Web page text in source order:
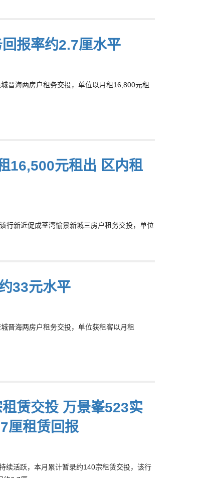
报率约2.7厘水平
晋海两房户租务交投，单位以月租16,800元租
16,500元租出 区内租
行新近促成荃湾愉景新城三房户租务交投，单位
33元水平
晋海两房户租务交投，单位获租客以月租
赁交投 万景峯523实
厘租赁回报
续活跃，本月累计暂录约140宗租赁交投，该行